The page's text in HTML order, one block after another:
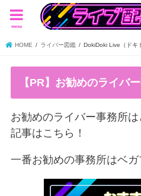
menu
HOME ライバー図鑑 DokiDoki Live（ドキ
【PR】お勧めのライバ
お勧めのライバー事務所
記事はこちら！
一番お勧めの事務所はベガ